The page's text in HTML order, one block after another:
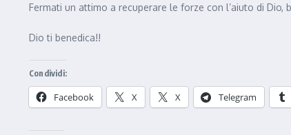
Fermati un attimo a recuperare le forze con l’aiuto di Dio,
Dio ti benedica!!
Condividi:
Facebook X X Telegram